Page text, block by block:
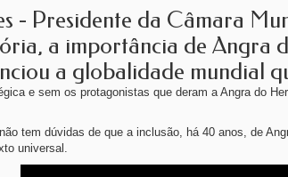
- Presidente da Câmara
a importância de Angra
a globalidade mundial
e sem os protagonistas que deram a Angra do
tem dúvidas de que a inclusão, há 40 anos, de
universal.